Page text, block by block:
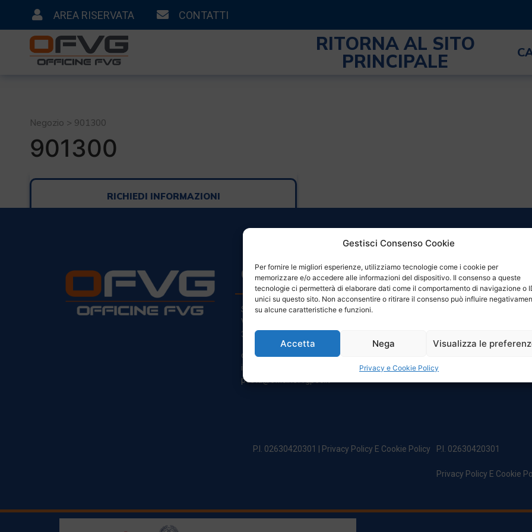
Gestisci Consenso Cookie
Per fornire le migliori esperienze, utilizziamo tecnologie come i cookie per
memorizzare e/o accedere alle informazioni del dispositivo. Il consenso a queste
tecnologie ci permetterà di elaborare dati come il comportamento di navigazione o
unici su questo sito. Non acconsentire o ritirare il consenso può influire
su alcune caratteristiche e funzioni.
Accetta Nega Visualizza le
Privacy e Cookie Policy
AREA RISERVATA CONTATTI
RITORNA AL SITO
PRINCIPALE
Negozio > 901300
901300
RICHIEDI INFORMAZIONI
CONTATTI
Sede Legale:
Via Principe Di Udine 144
33030 Campoformido (Ud)
clienti@officinefvg.it
info@officinefvg.it
posta@officinefvgpec.It
ORARI
Domenica: Chiuso
P.I. 02630420301 | Privacy Policy E Cookie Policy P.I. 02630420301
Privacy Policy E Cookie